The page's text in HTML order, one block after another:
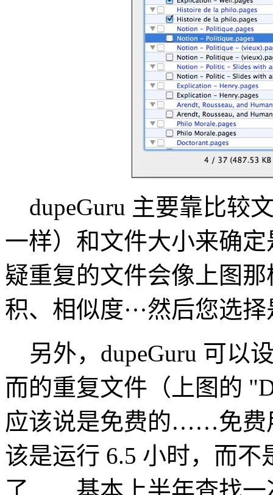
dupeGuru 主要靠比较
一样）和文件大小来确
疑重复的文件会像上图
积、相似度···然后您选
另外，dupeGuru 可以
而的重复文件（上图的
应该说是免费的……免费
该是运行 6.5 小时，而